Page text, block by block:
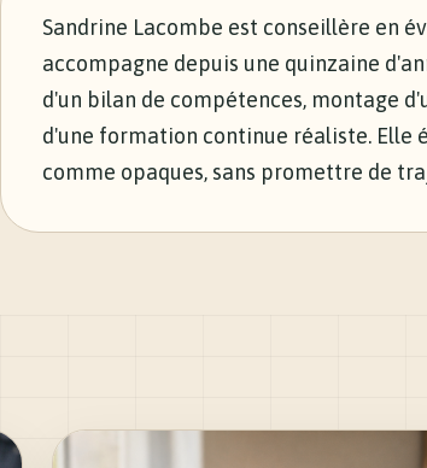
Sandrine Lacombe est conseillère en
accompagne depuis une quinzaine
d'un bilan de compétences, montage
d'une formation continue réaliste. Elle
comme opaques, sans promettre de